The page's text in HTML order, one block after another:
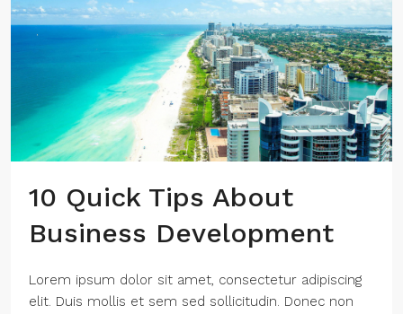
10 Quick Tips About
Business Development
Lorem ipsum dolor sit amet, consectetur adipiscing
elit. Duis mollis et sem sed sollicitudin. Donec non